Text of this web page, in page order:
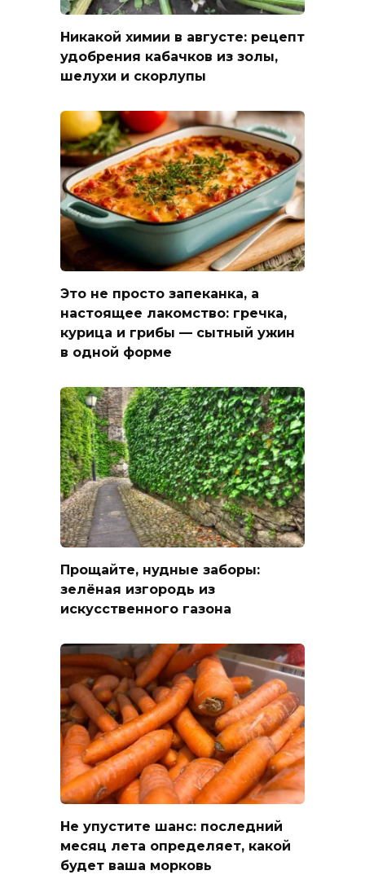
Никакой химии в августе: рецепт
удобрения кабачков из золы,
шелухи и скорлупы
Это не просто запеканка, а
настоящее лакомство: гречка,
курица и грибы — сытный ужин
в одной форме
Прощайте, нудные заборы:
зелёная изгородь из
искусственного газона
Не упустите шанс: последний
месяц лета определяет, какой
будет ваша морковь